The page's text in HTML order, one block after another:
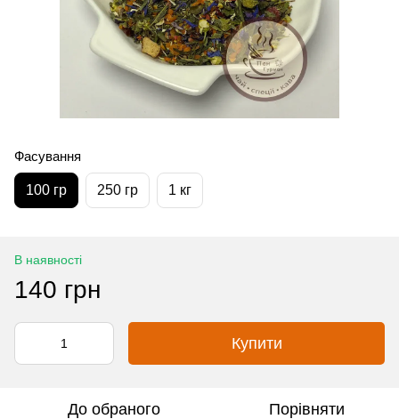
Фасування
100 гр 250 гр 1 кг
В наявності
140 грн
Купити
До обраного Порівняти